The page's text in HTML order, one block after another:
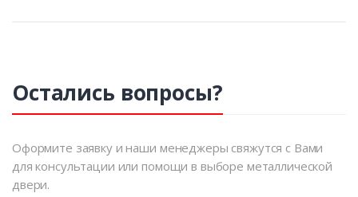
Остались вопросы?
Оформите заявку и наши менеджеры свяжутся с Вами
для консультации или помощи в выборе металлической
двери.